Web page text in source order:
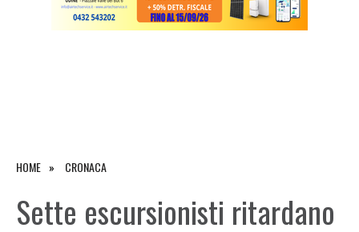
HOME CRONACA
Sette escursionisti ritardano